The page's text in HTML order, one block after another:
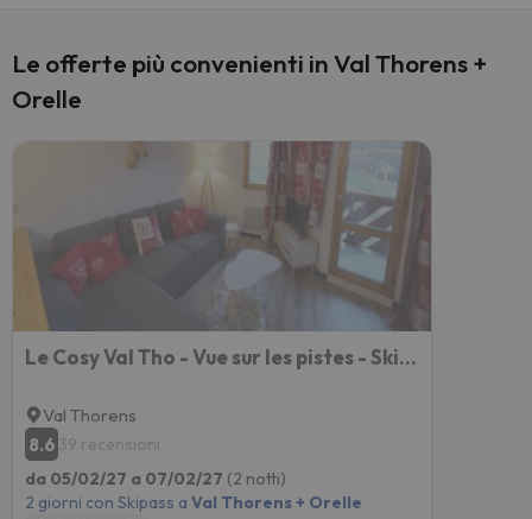
Le offerte più convenienti in Val Thorens +
Orelle
Le Cosy Val Tho - Vue sur les pistes - Ski aux pieds
Val Thorens
8.6 39 recensioni
da 05/02/27 a 07/02/27 (2 notti)
2 giorni con Skipass a Val Thorens + Orelle